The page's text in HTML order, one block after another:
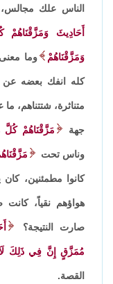
الناس علك
أَحَادِيثَ
وَمَزَّقْنَاهُمْ وما
كله انفك بعضه
متناثرة، شتتناهم،
جهة مَزَّقْنَاهُمْ
وناس تحت
كانوا مطمئنين،
هواؤهم نقياً، كانت
صارت النتيجة؟
مُمَزَّقٍ إِنَّ فِي ذَلِكَ
القصة.